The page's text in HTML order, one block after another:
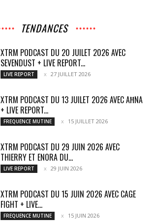
TENDANCES
XTRM PODCAST DU 20 JUILET 2026 AVEC
SEVENDUST + LIVE REPORT...
LIVE REPORT 27 JUILLET 2026
XTRM PODCAST DU 13 JUILET 2026 AVEC AĦNA
+ LIVE REPORT...
FREQUENCE MUTINE 15 JUILLET 2026
XTRM PODCAST DU 29 JUIN 2026 AVEC
THIERRY ET ENORA DU...
LIVE REPORT 29 JUIN 2026
XTRM PODCAST DU 15 JUIN 2026 AVEC CAGE
FIGHT + LIVE...
FREQUENCE MUTINE 15 JUIN 2026